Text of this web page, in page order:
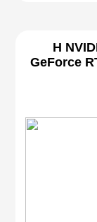
Η
GeForce